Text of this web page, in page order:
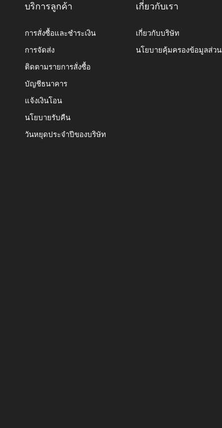
บริการลูกค้า
การสั่งซื้อและชำระเงิน
การจัดส่ง
ติดตามรายการสั่งซื้อ
บัญชีธนาคาร
แจ้งเงินโอน
นโยบายรับคืน
วันหยุดประจำปีของบริษัท
เกี่ยวกับเรา
เกี่ยวกับบริษัท
นโยบายคุ้มครองข้อมูลส่ว